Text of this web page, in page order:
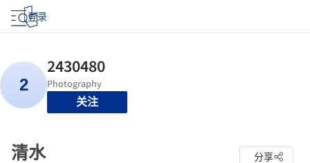
登录
关注
清水 分享